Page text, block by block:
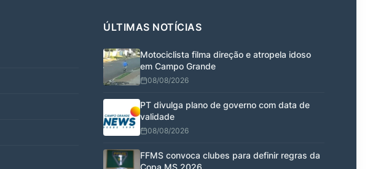
ÚLTIMAS NOTÍCIAS
Motociclista filma direção e atropela idoso
em Campo Grande
08/08/2026
PT divulga plano de governo com data de
validade
08/08/2026
FFMS convoca clubes para definir regras da
Copa MS 2026